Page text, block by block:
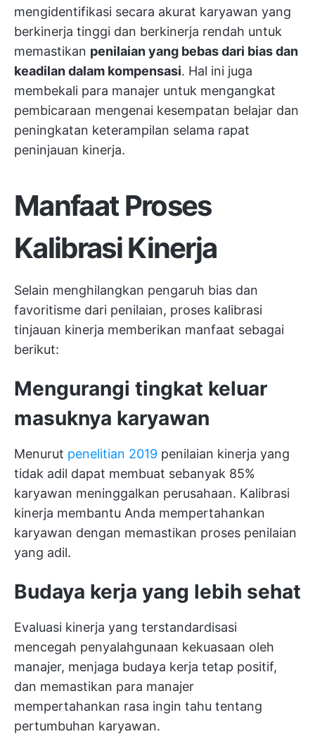
mengidentifikasi secara akurat karyawan yang
berkinerja tinggi dan berkinerja rendah untuk
memastikan penilaian yang bebas dari bias dan
keadilan dalam kompensasi. Hal ini juga
membekali para manajer untuk mengangkat
pembicaraan mengenai kesempatan belajar dan
peningkatan keterampilan selama rapat
peninjauan kinerja.
Manfaat Proses
Kalibrasi Kinerja
Selain menghilangkan pengaruh bias dan
favoritisme dari penilaian, proses kalibrasi
tinjauan kinerja memberikan manfaat sebagai
berikut:
Mengurangi tingkat keluar
masuknya karyawan
Menurut penelitian 2019 penilaian kinerja yang
tidak adil dapat membuat sebanyak 85%
karyawan meninggalkan perusahaan. Kalibrasi
kinerja membantu Anda mempertahankan
karyawan dengan memastikan proses penilaian
yang adil.
Budaya kerja yang lebih sehat
Evaluasi kinerja yang terstandardisasi
mencegah penyalahgunaan kekuasaan oleh
manajer, menjaga budaya kerja tetap positif,
dan memastikan para manajer
mempertahankan rasa ingin tahu tentang
pertumbuhan karyawan.